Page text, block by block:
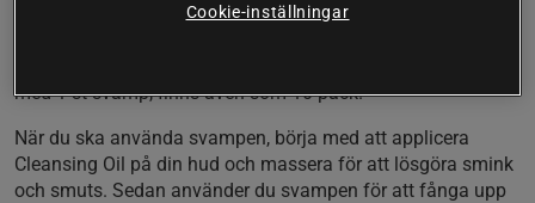
jämn hudton. Efter rengöring med Organics by Saras
med 1 st svamp, finns även som 10-pack.
När du ska använda svampen, börja med att applicera
Cleansing Oil på din hud och massera för att lösgöra smink
och smuts. Sedan använder du svampen för att fånga upp
Cookie-inställningar